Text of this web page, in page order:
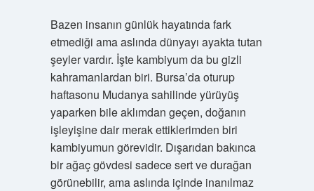
Bazen insanın günlük hayatında fark
etmediği ama aslında dünyayı ayakta tutan
şeyler vardır. İşte kambiyum da bu gizli
kahramanlardan biri. Bursa’da oturup
haftasonu Mudanya sahilinde yürüyüş
yaparken bile aklımdan geçen, doğanın
işleyişine dair merak ettiklerimden biri
kambiyumun görevidir. Dışarıdan bakınca
bir ağaç gövdesi sadece sert ve durağan
görünebilir, ama aslında içinde inanılmaz